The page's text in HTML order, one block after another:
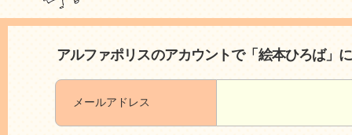
アルファポリスのアカウントで「絵本ひろば」
メールアドレス